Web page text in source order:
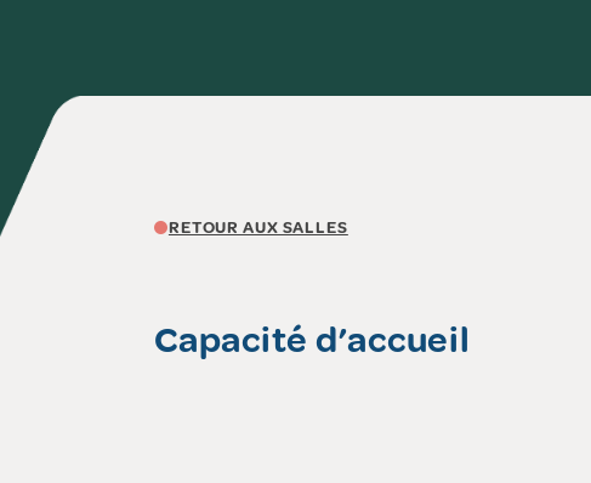
RETOUR AUX SALLES
Capacité d’accueil